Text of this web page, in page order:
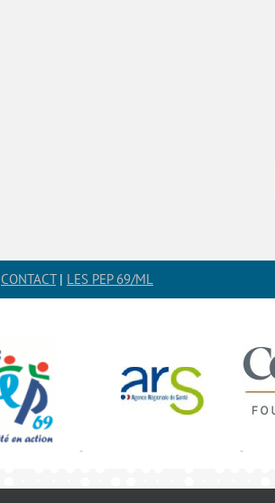
CONTACT| LES PEP 69/ML